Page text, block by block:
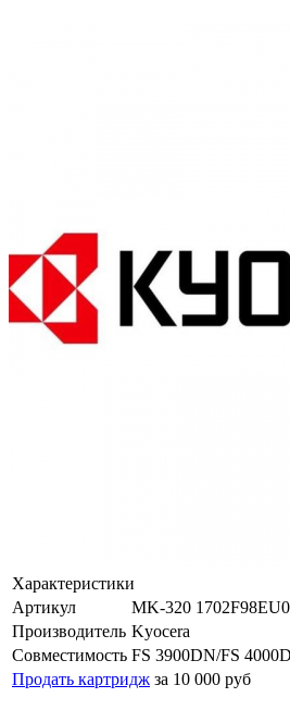
Характеристики
Артикул
MK-320 1702F98EU0
Производитель Kyocera
Совместимость FS 3900DN/FS
Продать картридж за 10 000 руб